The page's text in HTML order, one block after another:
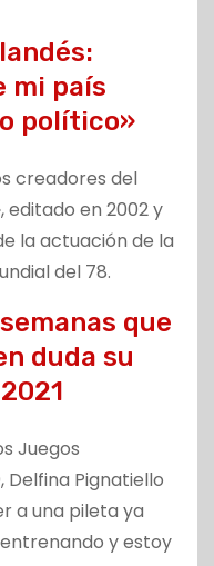
mi país
político»
creadores del
editado en 2002 y
la actuación de la
del 78.
que
duda su
Juegos
Delfina Pignatiello
a una pileta ya
y estoy